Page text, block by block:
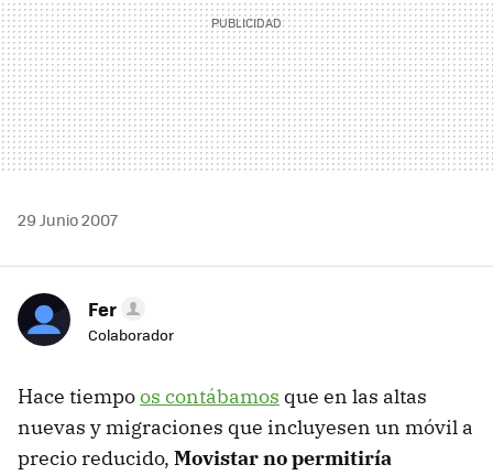
29 Junio 2007
Fer
Colaborador
Hace tiempoos contábamos que en las altas
nuevas y migraciones que incluyesen un móvil a
precio reducido, Movistar no permitiría